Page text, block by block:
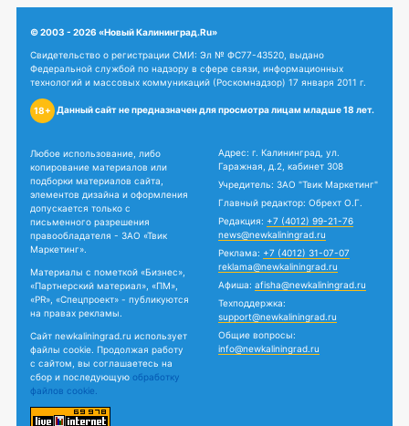
© 2003 - 2026 «Новый Калининград.Ru»
Свидетельство о регистрации СМИ: Эл № ФС77-43520, выдано
Федеральной службой по надзору в сфере связи, информационных
технологий и массовых коммуникаций (Роскомнадзор) 17 января 2011 г.
18+ Данный сайт не предназначен для просмотра лицам младше 18 лет.
Любое использование, либо
копирование материалов или
подборки материалов сайта,
элементов дизайна и оформления
допускается только с
письменного разрешения
правообладателя - ЗАО «Твик
Маркетинг».
Материалы с пометкой «Бизнес»,
«Партнерский материал», «ПМ»,
«PR», «Спецпроект» - публикуются
на правах рекламы.
Сайт newkaliningrad.ru использует
файлы cookie. Продолжая работу
с сайтом, вы соглашаетесь на
сбор и последующую обработку
файлов cookie.
Адрес: г. Калининград, ул.
Гаражная, д.2, кабинет 308
Учредитель: ЗАО "Твик Маркетинг"
Главный редактор: Обрехт О.Г.
Редакция: +7 (4012) 99-21-76
news@newkaliningrad.ru
Реклама: +7 (4012) 31-07-07
reklama@newkaliningrad.ru
Афиша: afisha@newkaliningrad.ru
Техподдержка:
support@newkaliningrad.ru
Общие вопросы:
info@newkaliningrad.ru